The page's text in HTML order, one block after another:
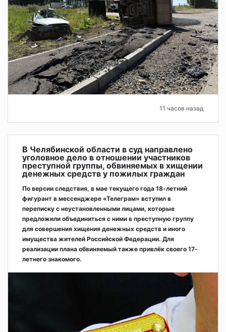
11 часов назад
В Челябинской области в суд направлено
уголовное дело в отношении участников
преступной группы, обвиняемых в хищении
денежных средств у пожилых граждан
По версии следствия, в мае текущего года 18-летний
фигурант в мессенджере «Телеграм» вступил в
переписку с неустановленными лицами, которые
предложили объединиться с ними в преступную группу
для совершения хищения денежных средств и иного
имущества жителей Российской Федерации. Для
реализации плана обвиняемый также привлёк своего 17-
летнего знакомого.